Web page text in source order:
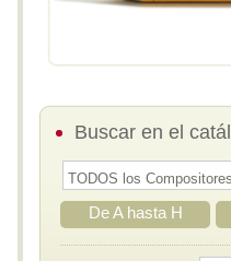
Buscar en el
De A hasta H